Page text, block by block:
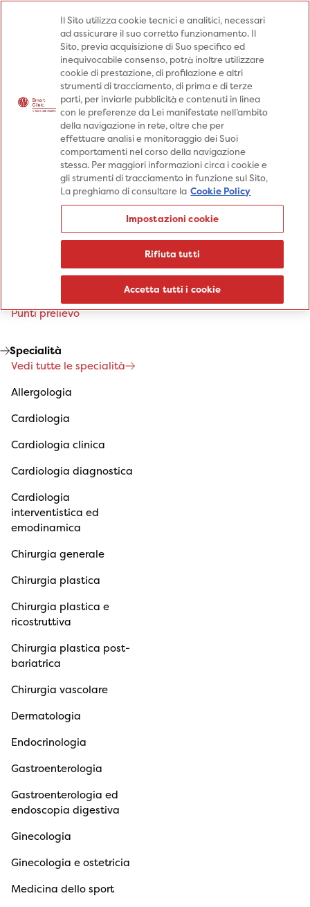
Prenota una visita
Prenota una visita
Specialità
Prestazioni
Patologie
Informazioni
Punti prelievo
Specialità
Vedi tutte le specialità
Allergologia
Cardiologia
Cardiologia clinica
Cardiologia diagnostica
Cardiologia
interventistica ed
emodinamica
Chirurgia generale
Chirurgia plastica
Chirurgia plastica e
ricostruttiva
Chirurgia plastica post-
bariatrica
Chirurgia vascolare
Dermatologia
Endocrinologia
Gastroenterologia
Gastroenterologia ed
endoscopia digestiva
Ginecologia
Ginecologia e ostetricia
Medicina dello sport
Medici Punti prelievo
Specialità
Prestazioni
Patologie
Sedi
Percorsi
Informazioni
Prenota una visita
Prenota una visita
Il Sito utilizza cookie tecnici e analitici, necessari
ad assicurare il suo corretto funzionamento. Il
Sito, previa acquisizione di Suo specifico ed
inequivocabile consenso, potrà inoltre utilizzare
cookie di prestazione, di profilazione e altri
strumenti di tracciamento, di prima e di terze
parti, per inviarle pubblicità e contenuti in linea
con le preferenze da Lei manifestate nell’ambito
della navigazione in rete, oltre che per
effettuare analisi e monitoraggio dei Suoi
comportamenti nel corso della navigazione
stessa. Per maggiori informazioni circa i cookie e
gli strumenti di tracciamento in funzione sul Sito,
La preghiamo di consultare la Cookie Policy
Impostazioni cookie
Rifiuta tutti
Accetta tutti i cookie